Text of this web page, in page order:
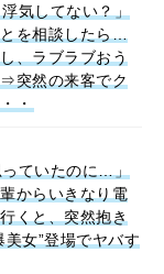
気してない？」
を相談したら…
、ラブラブおう
突然の来客でク
・
ていたのに…」
からいきなり電
くと、突然抱き
女”登場でヤバす